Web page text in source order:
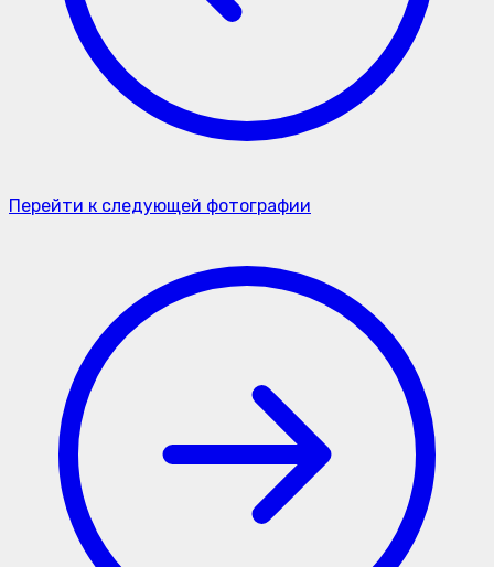
Перейти к следующей фотографии